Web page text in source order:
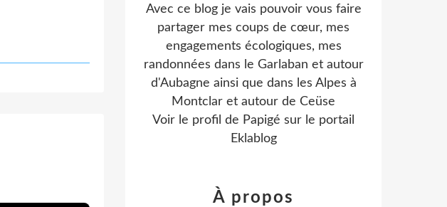
Avec ce blog je vais pouvoir vous faire
partager mes coups de cœur, mes
engagements écologiques, mes
randonnées dans le Garlaban et autour
d'Aubagne ainsi que dans les Alpes à
Montclar et autour de Ceüse
Voir le profil de Papigé sur le portail
Eklablog
À propos